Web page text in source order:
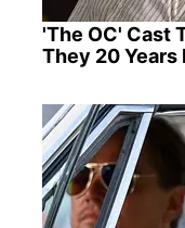
'The OC' Cast
They 20 Years